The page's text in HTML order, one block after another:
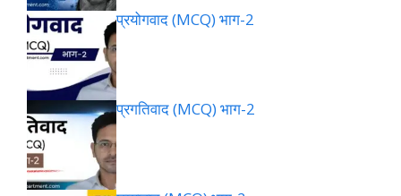
प्रयोगवाद (MCQ) भाग-2
प्रगतिवाद (MCQ) भाग-2